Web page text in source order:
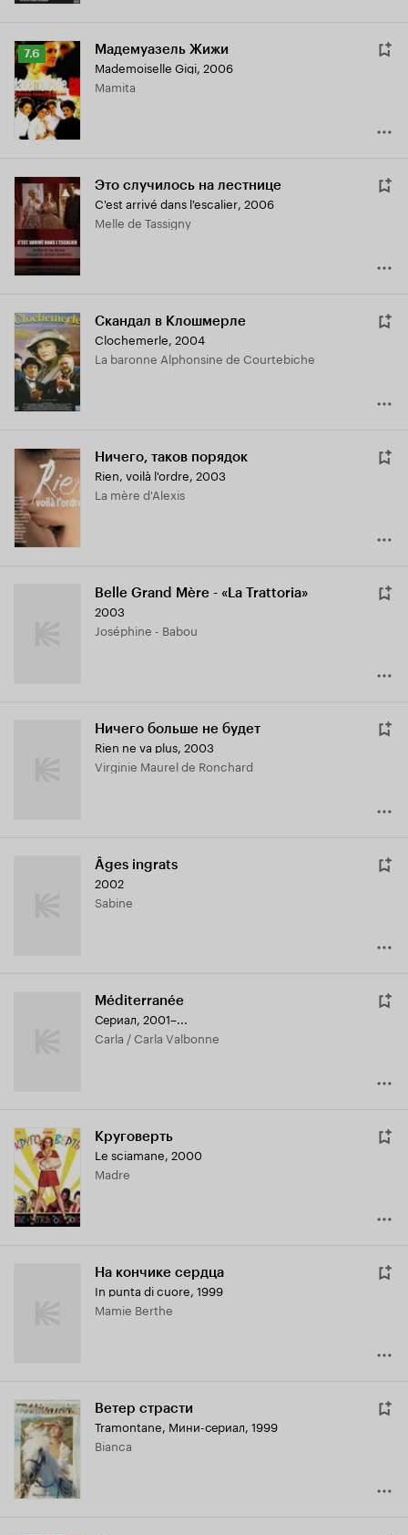
Рейтинг
Кинопоиска
7.6
7.6 Мадемуазель Жижи
Mademoiselle Gigi, 2006
Mamita
Это случилось на лестнице
C'est arrivé dans l'escalier, 2006
Melle de Tassigny
Скандал в Клошмерле
Clochemerle, 2004
La baronne Alphonsine de Courtebiche
Ничего, таков порядок
Rien, voilà l'ordre, 2003
La mère d'Alexis
Belle Grand Mère - «La Trattoria»
2003
Joséphine - Babou
Ничего больше не будет
Rien ne va plus, 2003
Virginie Maurel de Ronchard
Âges ingrats
2002
Sabine
Méditerranée
Сериал, 2001–...
Carla / Carla Valbonne
Круговерть
Le sciamane, 2000
Madre
На кончике сердца
In punta di cuore, 1999
Mamie Berthe
Ветер страсти
Tramontane, Мини-сериал, 1999
Bianca